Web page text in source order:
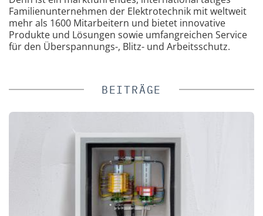
Familienunternehmen der Elektrotechnik mit weltweit
mehr als 1600 Mitarbeitern und bietet innovative
Produkte und Lösungen sowie umfangreichen Service
für den Überspannungs-, Blitz- und Arbeitsschutz.
BEITRÄGE